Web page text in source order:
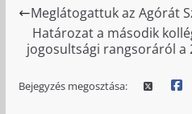
Meglátogattuk az Agórát
Határozat a második
jogosultsági rangsoráról a
Bejegyzés megosztása: